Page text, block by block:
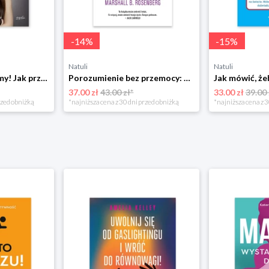
Już się nie rozumiemy! Jak przeżyć czas trzaskających drzwi Esprit
obniżką
-14%
Natuli
Porozumienie bez przemocy: o języku życia Czarna owca
37.00 zł43.00 zł*
*najniższa cena z 30 dni przed obniżką
-15%
Natuli
33.00 zł39.00
*najniższa cena z